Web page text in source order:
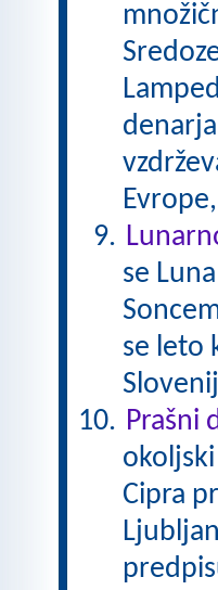
se
se leto
Prašni
Cipra